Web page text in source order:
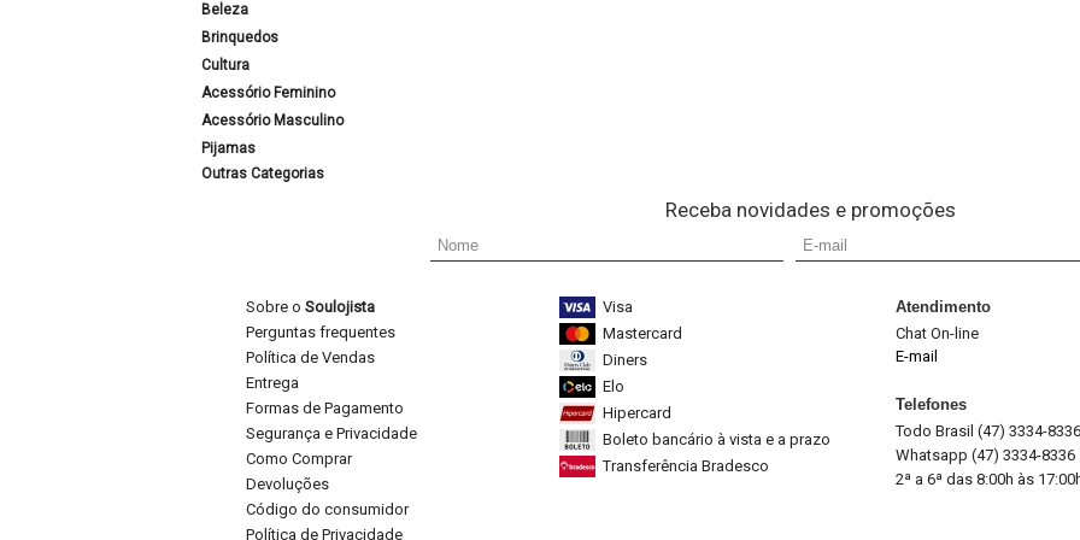
Beleza
Brinquedos
Cultura
Acessório Feminino
Acessório Masculino
Pijamas
Outras Categorias
Receba novidades e promoções
Sobre o Soulojista
Perguntas frequentes
Política de Vendas
Entrega
Formas de Pagamento
Segurança e Privacidade
Como Comprar
Devoluções
Código do consumidor
Política de Privacidade
Visa
Mastercard
Diners
Elo
Hipercard
Boleto bancário à vista e a prazo
Transferência Bradesco
Atendimento
Chat On-line
E-mail
Telefones
Todo Brasil (47) 3334-8336
Whatsapp (47) 3334-8336
2ª a 6ª das 8:00h às